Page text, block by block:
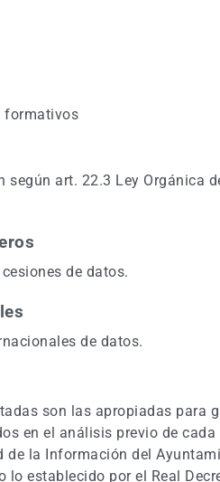
formativos
según art. 22.3 Ley Orgánica
de datos.
de datos.
son las apropiadas para
en el análisis previo de
de la Información del
establecido por el Real